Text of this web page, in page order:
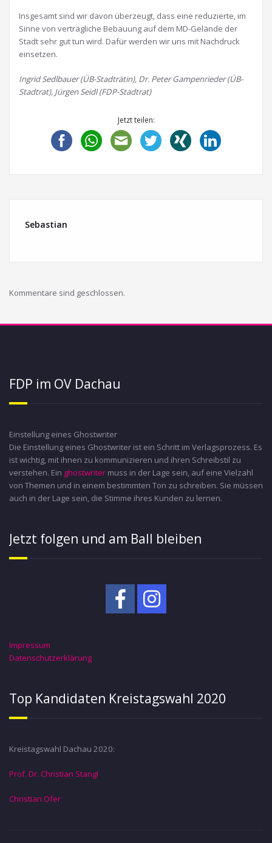
Insgesamt sind wir davon überzeugt, dass eine reduzierte, im
Sinne von verträgliche Bebauung auf dem MD-Gelände der
Stadt sehr gut tun wird. Dafür werden wir uns mit Nachdruck
einsetzen.
Ingrid Sedlbauer (ÜB-Stadträtin), Dr. Peter Gampenrieder (ÜB-
Stadtrat), Jürgen Seidl (FDP-Stadtrat)
Jetzt teilen:
Sebastian
Kommentare sind geschlossen.
FDP im OV Dachau
Einstellung eines Ghostwriter
Die Einstellung eines Ghostwriter ist ein Schritt im Verlagsprozess. Es
ist wichtig, mit ihnen zu kommunizieren und ihren Schreibstil zu
verstehen. Ein ghostwriter muss in der Lage sein, auf eine Vielzahl
von Themen und in einem bestimmten Ton zu schreiben. Sie müssen
auch in der Lage sein, die Stimme ihres Kunden zu lernen.
Jetzt folgen und am Ball bleiben
Impressum
Datenschutzerklärung
Top Kandidaten Kreistagswahl 2020
Kreistagswahl Dachau 2020:
Prof. Dr. Christian Stangl
Christian Ofer